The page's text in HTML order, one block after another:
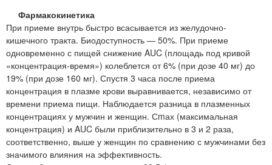
Фармакокинетика
При приеме внутрь быстро всасывается из желудочно-
кишечного тракта. Биодоступность — 50%. При приеме
одновременно с пищей снижение AUC (площадь под кривой
«концентрация-время») колеблется от 6% (при дозе 40 мг) до
19% (при дозе 160 мг). Спустя 3 часа после приема
концентрация в плазме крови выравнивается, независимо от
времени приема пищи. Наблюдается разница в плазменных
концентрациях у мужчин и женщин. Сmах (максимальная
концентрация) и AUC были приблизительно в 3 и 2 раза,
соответственно, выше у женщин по сравнению с мужчинами без
значимого влияния на эффективность.